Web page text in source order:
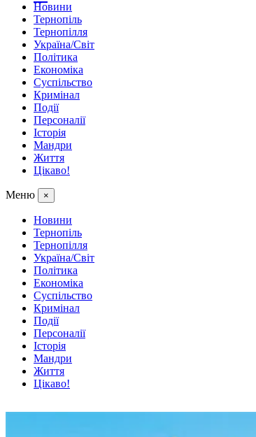
Новини
Тернопіль
Тернопілля
Україна/Світ
Політика
Економіка
Суспільство
Кримінал
Події
Персоналії
Історія
Мандри
Життя
Цікаво!
Меню ×
Новини
Тернопіль
Тернопілля
Україна/Світ
Політика
Економіка
Суспільство
Кримінал
Події
Персоналії
Історія
Мандри
Життя
Цікаво!